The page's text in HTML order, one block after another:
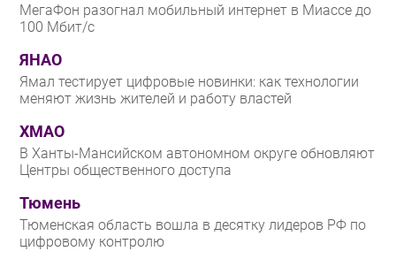
МегаФон разогнал мобильный интернет в Миассе до
100 Мбит/с
ЯНАО
Ямал тестирует цифровые новинки: как технологии
меняют жизнь жителей и работу властей
ХМАО
В Ханты-Мансийском автономном округе обновляют
Центры общественного доступа
Тюмень
Тюменская область вошла в десятку лидеров РФ по
цифровому контролю